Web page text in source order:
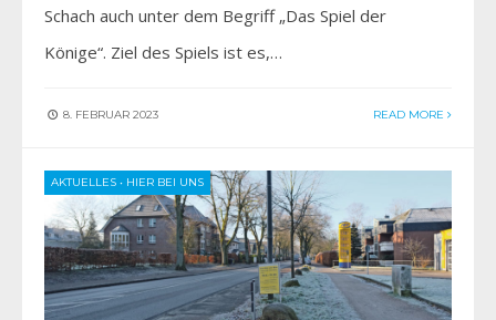
Schach auch unter dem Begriff „Das Spiel der
Könige“. Ziel des Spiels ist es,…
8. FEBRUAR 2023 READ MORE
AKTUELLES • HIER BEI UNS